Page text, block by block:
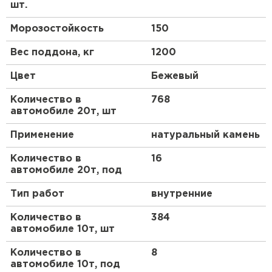
приготовления делает ее доступной для
профессионалов и любителей.
Преимущества
Высокая прочность и адгезия
Состав обеспечивает отличное сцепление с
поверхностями, минимизируя риск трещин и
отслоений. Благодаря цементной основе, швы
выдерживают значительные нагрузки, что
особенно важно для несущих конструкций.
Эстетическая привлекательность
Бежевый цвет придает кладке натуральный и
теплый вид, идеально подходящий для фасадов и
интерьеров. Пигменты устойчивы к выцветанию
под воздействием солнца и влаги, сохраняя
первоначальный оттенок на долгие годы.
Экономичность и удобство
шт.
Морозостойкость 150
Вес поддона, кг 1200
Цвет Бежевый
Количество в
автомобиле 20т, шт
768
Применение натуральный камень
Количество в
автомобиле 20т, под
16
Тип работ внутренние
Количество в
автомобиле 10т, шт
384
Количество в
автомобиле 10т, под
8